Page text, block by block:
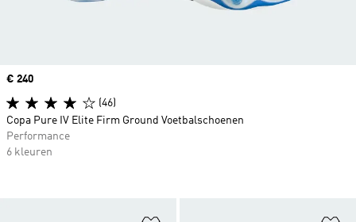
Price
€ 240
(46)
Copa Pure IV Elite Firm Ground Voetbalschoenen
Performance
6 kleuren